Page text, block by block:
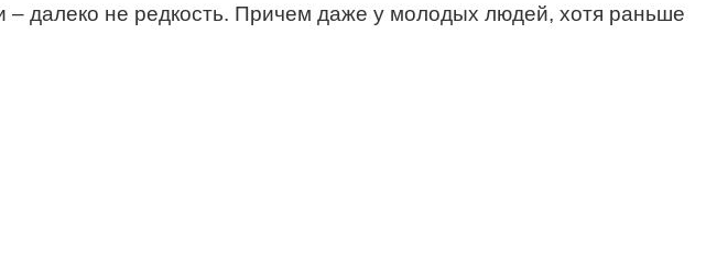
далеко не редкость. Причем даже у молодых людей, хотя раньше